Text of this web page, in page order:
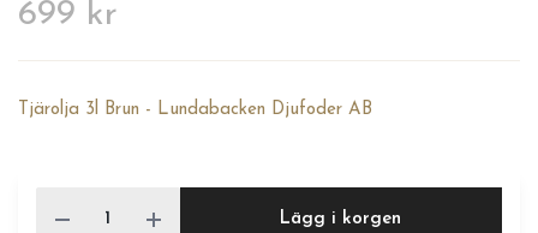
699 kr
Tjärolja 3l Brun - Lundabacken Djufoder AB
Lägg i korgen